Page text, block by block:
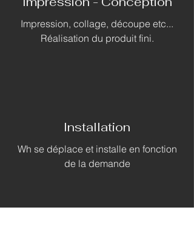
Impression, collage, découpe etc...
Réalisation du produit fini.
Installation
Wh se déplace et installe en fonction
de la demande